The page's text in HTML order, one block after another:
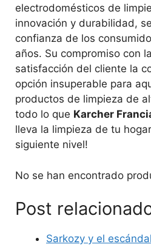
electrodomésticos de
innovación y durabilidad,
confianza de los
años. Su compromiso con
satisfacción del cliente la
opción insuperable para
productos de limpieza de
todo lo que Karcher
lleva la limpieza de tu
siguiente nivel!
No se han encontrado
Post
Sarkozy y el